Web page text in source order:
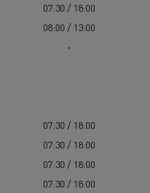
07:30 / 18:00
08:00 / 13:00
-
07:30 / 18:00
07:30 / 18:00
07:30 / 18:00
07:30 / 18:00